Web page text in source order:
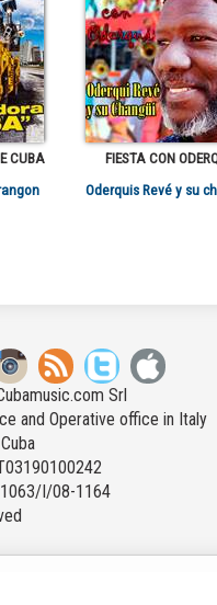
CUBA
FIESTA CON
Oderquis Revé y su
Srl
and Operative office in Italy
I/08-1164